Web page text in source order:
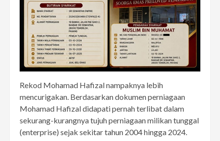
Rekod Mohamad Hafizal nampaknya lebih
mencurigakan. Berdasarkan dokumen perniagaan
Mohamad Hafizal didapati pernah terlibat dalam
sekurang-kurangnya tujuh perniagaan milikan tunggal
(enterprise) sejak sekitar tahun 2004 hingga 2024.